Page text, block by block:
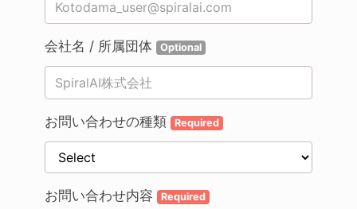
会社名 / 所属団体 Optional
お問い合わせの種類 Required
お問い合わせ内容 Required